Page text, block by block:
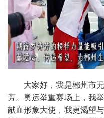
大家好，我是郴州市
芳。奥运举重赛场上，我
献血形象大使，我更渴望